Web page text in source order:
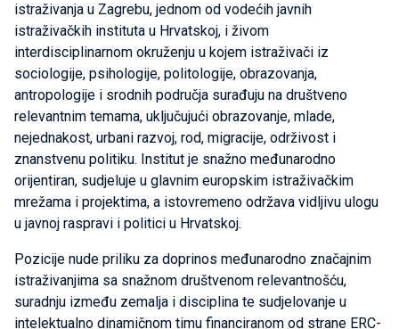
istraživanja u Zagrebu, jednom od vodećih javnih
istraživačkih instituta u Hrvatskoj, i živom
interdisciplinarnom okruženju u kojem istraživači iz
sociologije, psihologije, politologije, obrazovanja,
antropologije i srodnih područja surađuju na društveno
relevantnim temama, uključujući obrazovanje, mlade,
nejednakost, urbani razvoj, rod, migracije, održivost i
znanstvenu politiku. Institut je snažno međunarodno
orijentiran, sudjeluje u glavnim europskim istraživačkim
mrežama i projektima, a istovremeno održava vidljivu ulogu
u javnoj raspravi i politici u Hrvatskoj.
Pozicije nude priliku za doprinos međunarodno značajnim
istraživanjima sa snažnom društvenom relevantnošću,
suradnju između zemalja i disciplina te sudjelovanje u
intelektualno dinamičnom timu financiranom od strane ERC-